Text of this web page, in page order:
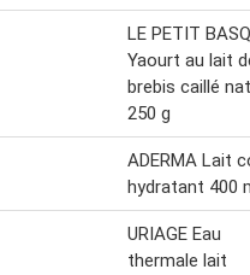
LE PETIT
Yaourt au lait
brebis caillé
250 g
ADERMA Lait
hydratant 400
URIAGE Eau
thermale lait